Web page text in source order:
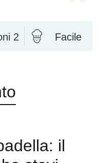
2 Facile
il